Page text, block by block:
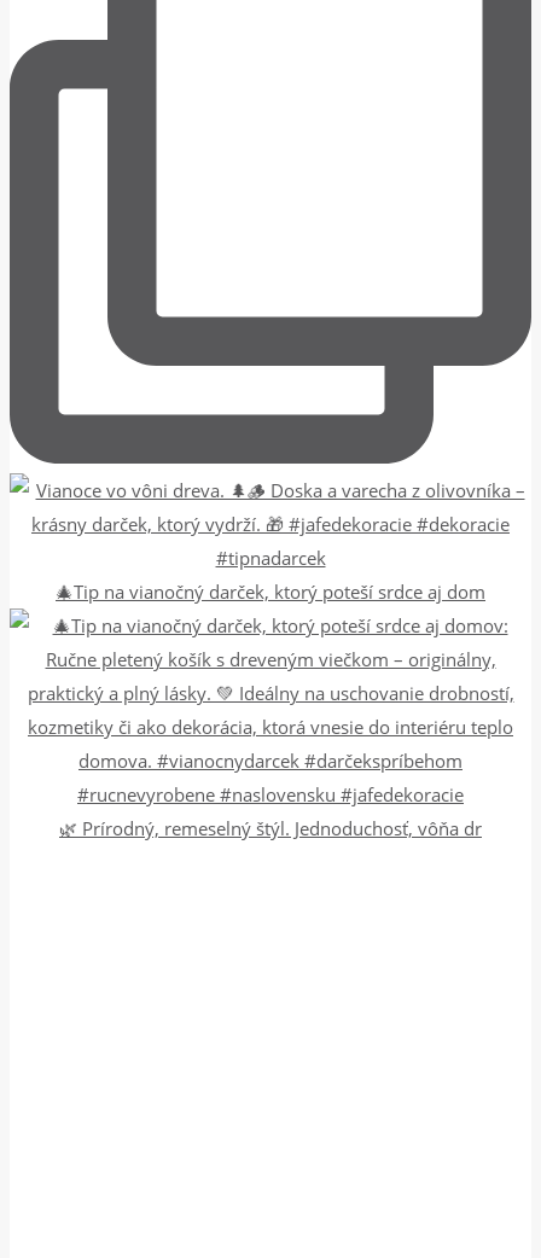
🎄Tip na vianočný darček, ktorý poteší srdce aj dom
🌿 Prírodný, remeselný štýl. Jednoduchosť, vôňa dr